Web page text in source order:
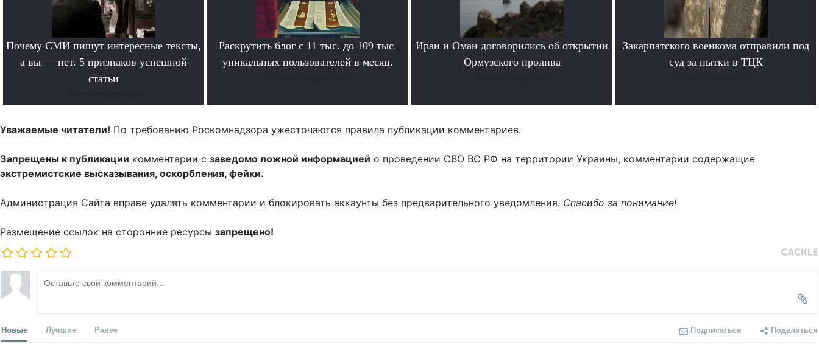
Почему СМИ пишут интересные тексты,
а вы — нет. 5 признаков успешной
статьи
Раскрутить блог с 11 тыс. до 109 тыс.
уникальных пользователей в месяц.
Иран и Оман договорились об открытии
Ормузского пролива
Закарпатского военкома отправили под
суд за пытки в ТЦК
Уважаемые читатели! По требованию Роскомнадзора ужесточаются правила публикации комментариев.
Запрещены к публикации комментарии с заведомо ложной информацией о проведении СВО ВС РФ на территории Украины, комментарии содержащие
экстремистские высказывания, оскорбления, фейки.
Администрация Сайта вправе удалять комментарии и блокировать аккаунты без предварительного уведомления. Спасибо за понимание!
Размещение ссылок на сторонние ресурсы запрещено!
Новые Лучшие Ранее Подписаться Поделиться